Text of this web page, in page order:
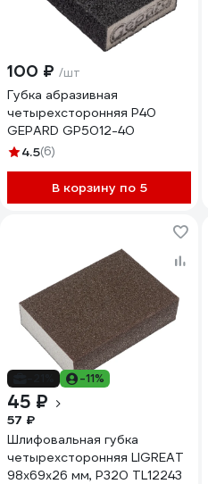
100 ₽ /шт
Губка абразивная
четырехсторонняя Р40
GEPARD GP5012-40
4.5(6)
В корзину по 5
-11%
45 ₽
57 ₽
Шлифовальная губка
четырехсторонняя LIGREAT
98х69х26 мм, Р320 TL12243